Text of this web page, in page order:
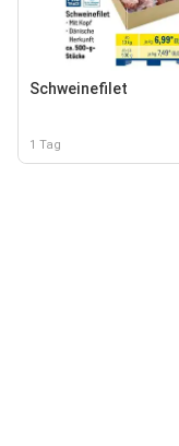
Schweinefilet
1 Tag